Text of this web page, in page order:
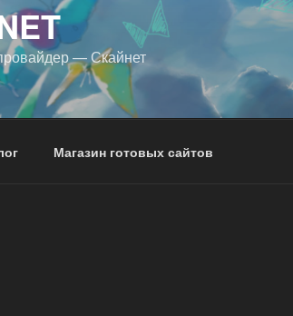
— Скайнет
Магазин готовых сайтов